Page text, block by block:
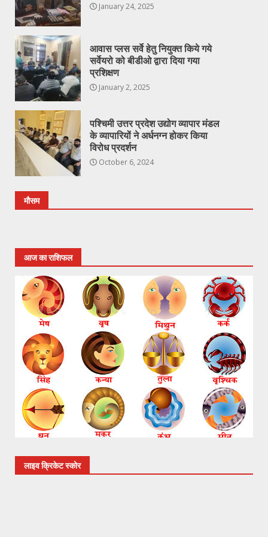
January 24, 2025
आवास प्लस सर्वे हेतु नियुक्त किये गये
सर्वेयरो को बीडीओ द्वारा दिया गया
प्रशिक्षण
January 2, 2025
पश्चिमी उत्तर प्रदेश उद्योग व्यापार मंडल
के व्यापारियों ने अर्धनग्न होकर किया
विरोध प्रदर्शन
October 6, 2024
मौसम
आज का राशिफल
लाइव क्रिकेट स्कोर